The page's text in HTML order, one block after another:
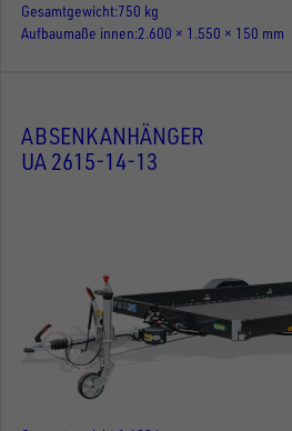
Gesamtgewicht 750 kg
Aufbaumaße innen 2.600 × 1.550 × 150 mm
ABSENKANHÄNGER
UA 2615-14-13